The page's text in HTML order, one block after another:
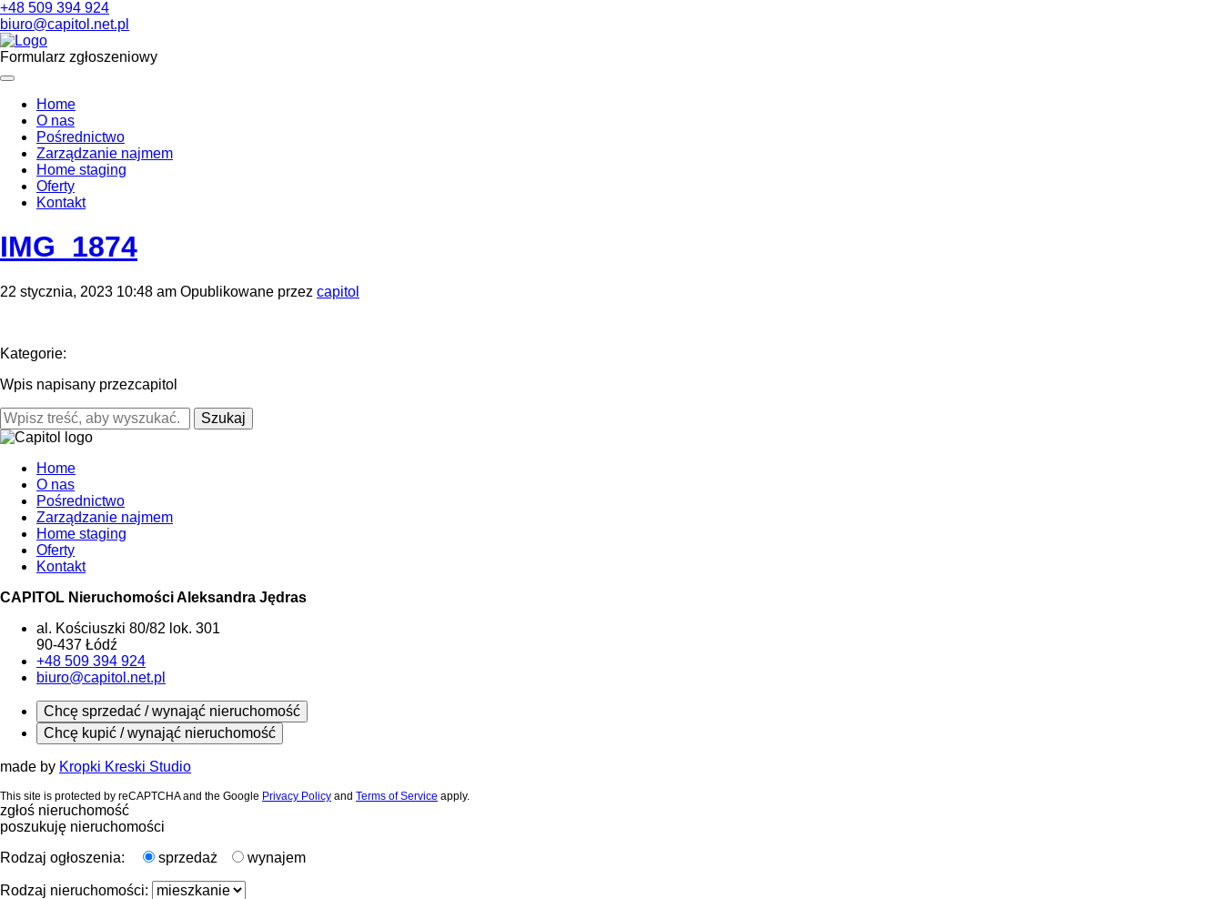
+48 509 394 924
biuro@capitol.net.pl
Formularz zgłoszeniowy
Home
O nas
Pośrednictwo
Zarządzanie najmem
Home staging
Oferty
Kontakt
IMG_1874
22 stycznia, 2023 10:48 am Opublikowane przez capitol
Kategorie:
Wpis napisany przezcapitol
Szukaj
Home
O nas
Pośrednictwo
Zarządzanie najmem
Home staging
Oferty
Kontakt
CAPITOL Nieruchomości Aleksandra Jędras
al. Kościuszki 80/82 lok. 301
90-437 Łódź
+48 509 394 924
biuro@capitol.net.pl
Chcę sprzedać / wynająć nieruchomość
Chcę kupić / wynająć nieruchomość
made by Kropki Kreski Studio
This site is protected by reCAPTCHA and the Google Privacy Policy and Terms of Service apply.
zgłoś nieruchomość
poszukuję nieruchomości
Rodzaj ogłoszenia:
sprzedaż wynajem
Rodzaj nieruchomości: